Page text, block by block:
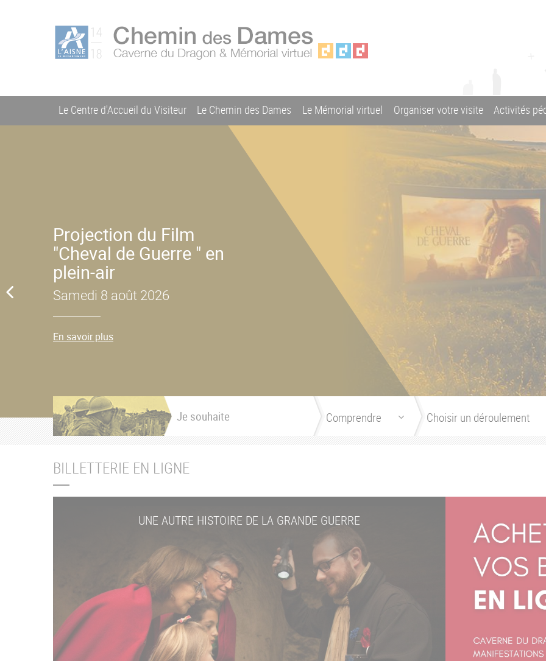
Menu
du
compte
l'utilisateur
C
h
e
n
d
e
Navigation
Le Centre d'Accueil du Visiteur Le Chemin des Dames Le Mémorial virtuel Organiser votre visite Activités
Projection du Film
"Cheval de Guerre " en
plein-air
Samedi 8 août 2026
En savoir plus
Je souhaite
BILLETTERIE EN LIGNE
UNE AUTRE HISTOIRE DE LA GRANDE GUERRE